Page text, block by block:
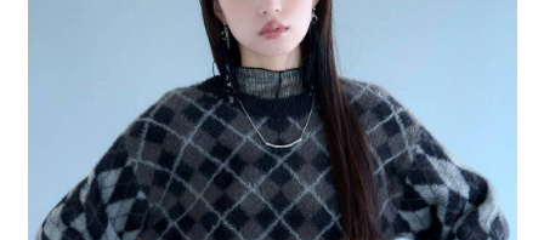
1.本服務係由「台灣大哥大股份有限公司」（以下簡稱本公司）所提供，讓
用戶於交易時，得透過本服務購買商品或服務，並由商店將買賣／分期付款
買賣價金債權讓與本公司後，依約使用本公司帳單繳交帳款。
2.基於同意付款使用「大哥付你分期」之契約關係目的，商店將以您的個人
資料（包含姓名、電話或地址）提供予台灣大哥大進項蒐集、處理及利用，
由本公司與您本人進行分期帳單所需資料之確認、核對及更正。
3.完整用戶服務條款，請詳閱以下連結：https://oppay.tw/userRule
３．收到繳費通知簡訊後14天內，點擊此簡訊中的連結，可透過四大超商／
ATM／網路銀行／等多元方式進行付款，方視為交易完成。
※ 請注意：結帳手續完成當下不需立刻繳費，但若您需要取消訂單，請聯絡
購買商品的店家。未經商家同意取消之訂單仍視為有效，需透過AFTEE先享
後付繳納相關費用。
※ 交易是否成功請以「AFTEE先享後付 」之結帳頁面顯示為準，若有關於
是否繳費成功／繳費後需取消欲退款等相關疑問，請聯繫「AFTEE先享後付
客戶支援中心」https://netprotections.freshdesk.com/support/home
【注意事項】
１．透過由恩沛科技股份有限公司提供之「AFTEE先享後付」服務完成之交
每筆NT$80，滿NT$1,500(含以上)免運費
每筆NT$80，滿NT$1,500(含以上)免運費
每筆NT$80，滿NT$1,500(含以上)免運費